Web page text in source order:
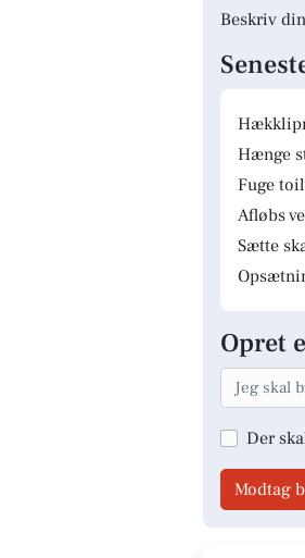
Beskriv
Hænge
Fuge
Afløbs
Sætte
Opret
Der
Modtag